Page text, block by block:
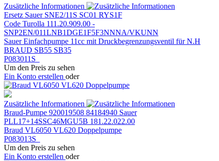
Zusätzliche Informationen
Ersetz Sauer SNE2/11S SC01 RYS1F
Code Turolla 111.20.909.00 -
SNP2EN/011LNB1DGE1F5F3NNNA/VKUNN
Sauer Einfachpumpe 11cc mit Druckbegrenzungsventil für N.H
BRAUD SB55 SB35
P083011S
Um den Preis zu sehen
Ein Konto erstellen oder
Zusätzliche Informationen
Braud-Pumpe 920019508 84184940 Sauer
PLL17+14SSC46MGU5B 181.22.022.00
Braud VL6050 VL620 Doppelpumpe
P083013S
Um den Preis zu sehen
Ein Konto erstellen oder